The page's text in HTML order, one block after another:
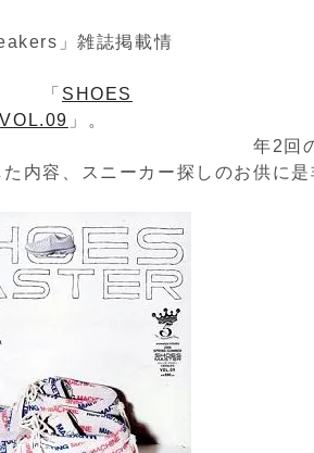
」雑誌掲載情
SHOES
の楽しみがついに
内容、スニーカー探しのお供に是